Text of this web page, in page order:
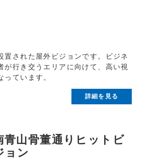
された屋外ビジョンです。ビジネ
行き交うエリアに向けて、高い視
ています。
詳細を見る
青山骨董通りヒットビ
ョン